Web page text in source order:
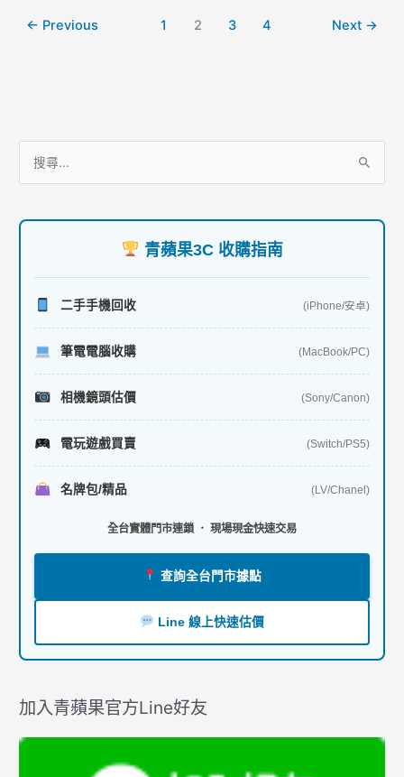
k
便← Previous 1 2 3 4 Next →
青蘋果3C 收購指南
二手手機回收 (iPhone/安卓)
筆電電腦收購 (MacBook/PC)
相機鏡頭估價 (Sony/Canon)
電玩遊戲買賣 (Switch/PS5)
名牌包/精品 (LV/Chanel)
全台實體門市連鎖 ． 現場現金快速交易
查詢全台門市據點
Line 線上快速估價
加入青蘋果官方Line好友
目